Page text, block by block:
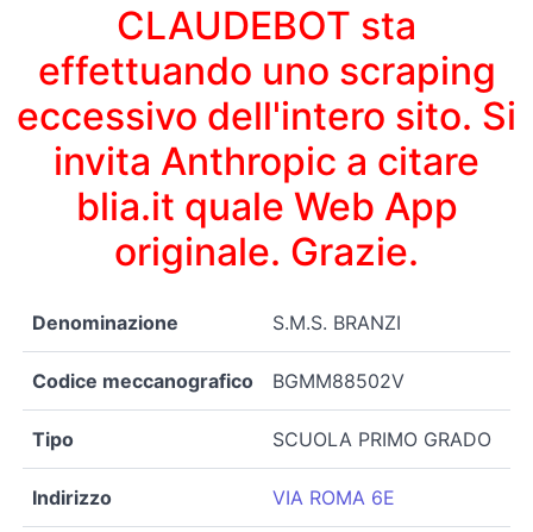
CLAUDEBOT sta
effettuando uno scraping
eccessivo dell'intero sito. Si
invita Anthropic a citare
blia.it quale Web App
originale. Grazie.
Denominazione S.M.S. BRANZI
Codice meccanografico BGMM88502V
Tipo SCUOLA PRIMO GRADO
Indirizzo VIA ROMA 6E